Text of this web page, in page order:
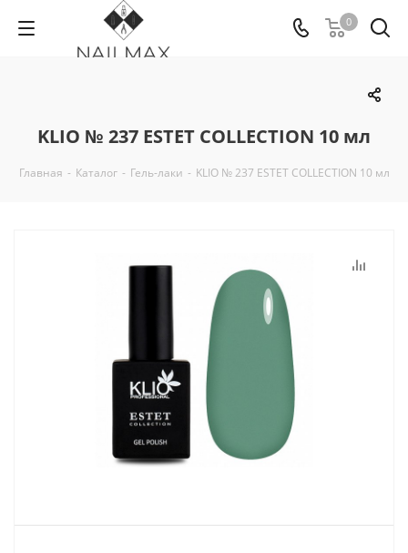
0
KLIO № 237 ESTET COLLECTION 10 мл
Главная - Каталог - Гель-лаки - KLIO № 237 ESTET COLLECTION 10 мл